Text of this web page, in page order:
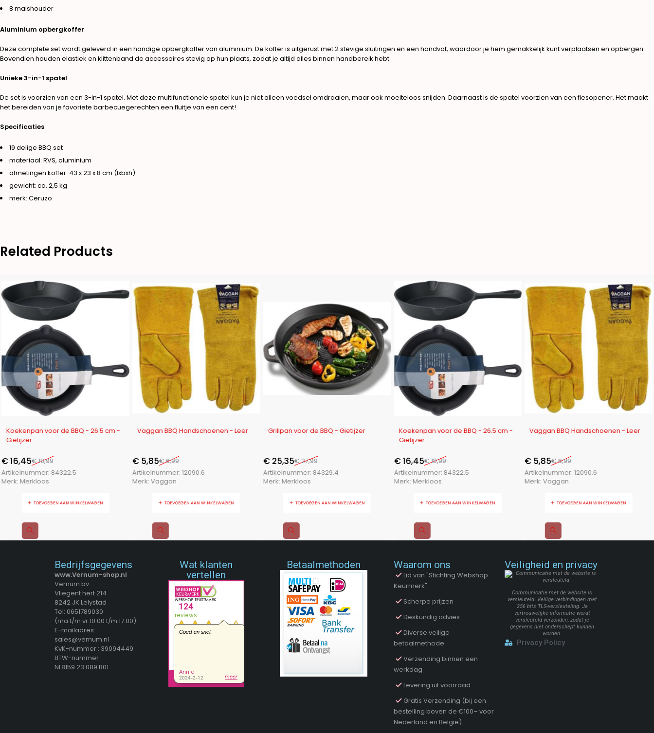
8 maishouder
Aluminium opbergkoffer
Deze complete set wordt geleverd in een handige opbergkoffer van aluminium. De koffer is uitgerust met 2 stevige sluitingen en een handvat, waardoor je hem gemakkelijk kunt verplaatsen en opbergen.
Bovendien houden elastiek en klittenband de accessoires stevig op hun plaats, zodat je altijd alles binnen handbereik hebt.
Unieke 3-in-1 spatel
De set is voorzien van een 3-in-1 spatel. Met deze multifunctionele spatel kun je niet alleen voedsel omdraaien, maar ook moeiteloos snijden. Daarnaast is de spatel voorzien van een flesopener. Het maakt
het bereiden van je favoriete barbecuegerechten een fluitje van een cent!
Specificaties
19 delige BBQ set
materiaal: RVS, aluminium
afmetingen koffer: 43 x 23 x 8 cm (lxbxh)
gewicht: ca. 2,5 kg
merk: Ceruzo
Related Products
-13%
Koekenpan voor de BBQ - 26.5 cm -
Gietijzer
€18,99
€16,45
Artikelnummer: 84322.5
Merk: Merkloos
TOEVOEGEN AAN WINKELWAGEN
-16%
Vaggan BBQ Handschoenen - Leer
€6,99
€5,85
Artikelnummer: 12090.6
Merk: Vaggan
TOEVOEGEN AAN WINKELWAGEN
-9%
Grillpan voor de BBQ - Gietijzer
€27,99
€25,35
Artikelnummer: 84329.4
Merk: Merkloos
TOEVOEGEN AAN WINKELWAGEN
-13%
Koekenpan voor de BBQ - 26.5 cm -
Gietijzer
€18,99
€16,45
Artikelnummer: 84322.5
Merk: Merkloos
TOEVOEGEN AAN WINKELWAGEN
-16%
Vaggan BBQ Handschoenen - Leer
€6,99
€ 5,85
Artikelnummer:12090.6
Merk:Vaggan
TOEVOEGEN AAN WINKELWAGEN
Bedrijfsgegevens
www.Vernum-shop.nl
Vernum bv
Vliegent hert 214
8242 JK Lelystad
Tel: 0651789030
(ma t/m vr 10:00 t/m 17:00)
E-mailadres:
sales@vernum.nl
KvK-nummer : 39094449
BTW-nummer :
NL8159.23.089.B01
Wat klanten
vertellen
Betaalmethoden Waarom ons
Lid van "Stichting Webshop
Keurmerk"
Scherpe prijzen
Deskundig advies
Diverse veilige
betaalmethode
Verzending binnen een
werkdag
Levering uit voorraad
Gratis Verzending (bij een
bestelling boven de €100– voor
Nederland en België)
Veiligheid en privacy
Communicatie met de website is
versleuteld. Veilige verbindingen met
256 bits TLS-versleuteling. Je
vertrouwelijke informatie wordt
versleuteld verzonden, zodat je
gegevens niet onderschept kunnen
worden.
Privacy Policy